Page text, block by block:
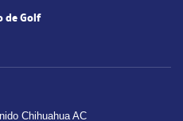
de Golf
Chihuahua AC